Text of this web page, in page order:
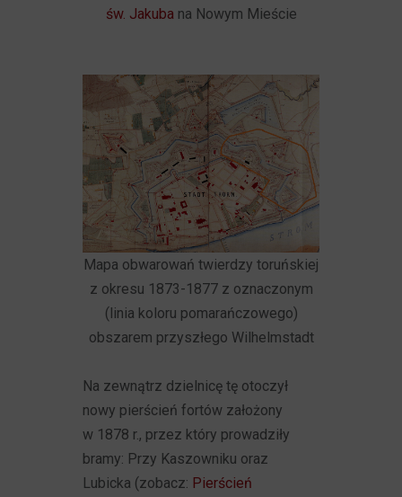
św. Jakuba na Nowym Mieście
Mapa obwarowań twierdzy toruńskiej
z okresu 1873-1877 z oznaczonym
(linia koloru pomarańczowego)
obszarem przyszłego Wilhelmstadt
Na zewnątrz dzielnicę tę otoczył
nowy pierścień fortów założony
w 1878 r., przez który prowadziły
bramy: Przy Kaszowniku oraz
Lubicka (zobacz: Pierścień